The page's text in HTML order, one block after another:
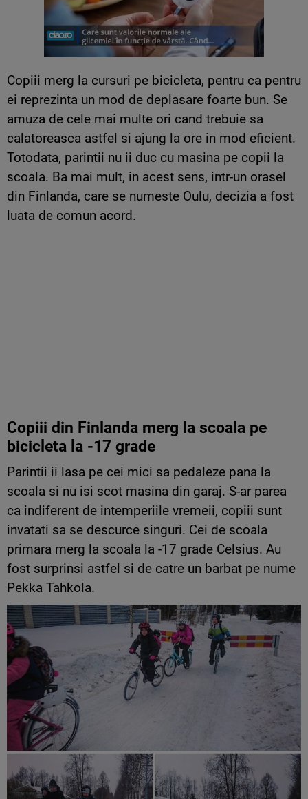
Copiii merg la cursuri pe bicicleta, pentru ca pentru
ei reprezinta un mod de deplasare foarte bun. Se
amuza de cele mai multe ori cand trebuie sa
calatoreasca astfel si ajung la ore in mod eficient.
Totodata, parintii nu ii duc cu masina pe copii la
scoala. Ba mai mult, in acest sens, intr-un orasel
din Finlanda, care se numeste Oulu, decizia a fost
luata de comun acord.
Copiii din Finlanda merg la scoala pe
bicicleta la -17 grade
Parintii ii lasa pe cei mici sa pedaleze pana la
scoala si nu isi scot masina din garaj. S-ar parea
ca indiferent de intemperiile vremeii, copiii sunt
invatati sa se descurce singuri. Cei de scoala
primara merg la scoala la -17 grade Celsius. Au
fost surprinsi astfel si de catre un barbat pe nume
Pekka Tahkola.